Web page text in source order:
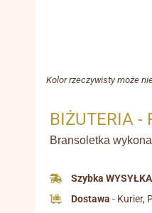
Kolor rzeczywisty może
BIŻUTERIA -
Bransoletka
Szybka WYSYŁKA
Dostawa - Kurier,